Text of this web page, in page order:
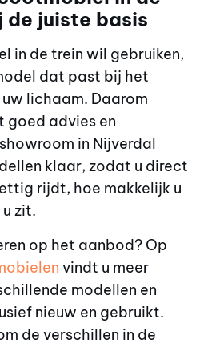
juiste basis
in de trein wil gebruiken,
dat past bij het
lichaam. Daarom
goed advies en
in Nijverdal
klaar, zodat u direct
rijdt, hoe makkelijk u
zit.
op het aanbod? Op
vindt u meer
modellen en
nieuw en gebruikt.
de verschillen in de